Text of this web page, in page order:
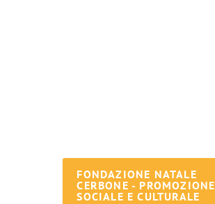
FONDAZIONE NATALE
CERBONE - PROMOZIONE
SOCIALE E CULTURALE